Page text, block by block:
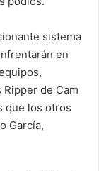
sistema
en
de Cam
que los otros
García,